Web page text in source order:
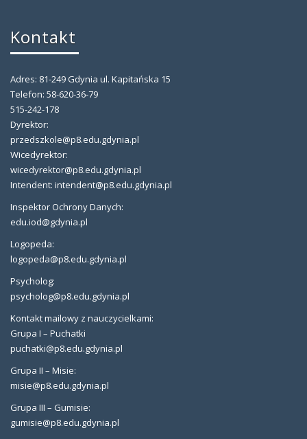
Kontakt
Adres: 81-249 Gdynia ul. Kapitańska 15
Telefon: 58-620-36-79
515-242-178
Dyrektor:
przedszkole@p8.edu.gdynia.pl
Wicedyrektor:
wicedyrektor@p8.edu.gdynia.pl
Intendent: intendent@p8.edu.gdynia.pl
Inspektor Ochrony Danych:
edu.iod@gdynia.pl
Logopeda:
logopeda@p8.edu.gdynia.pl
Psycholog:
psycholog@p8.edu.gdynia.pl
Kontakt mailowy z nauczycielkami:
Grupa I – Puchatki
puchatki@p8.edu.gdynia.pl
Grupa II – Misie:
misie@p8.edu.gdynia.pl
Grupa III – Gumisie:
gumisie@p8.edu.gdynia.pl